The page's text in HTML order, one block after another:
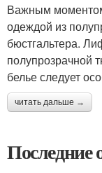
Важным
одеждой из
бюстгальтера.
полупрозрачной
белье следует
читать дальше →
Последние